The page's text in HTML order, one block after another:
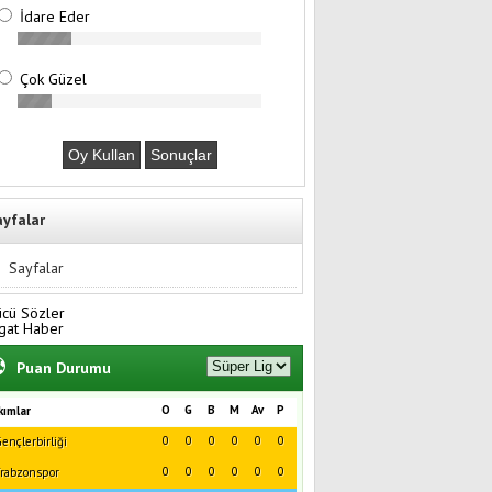
İdare Eder
Çok Güzel
Sayfalar
Sözler
Haber
Puan Durumu
P
Av
M
B
G
O
0
0
0
0
0
0
0
0
0
0
0
0